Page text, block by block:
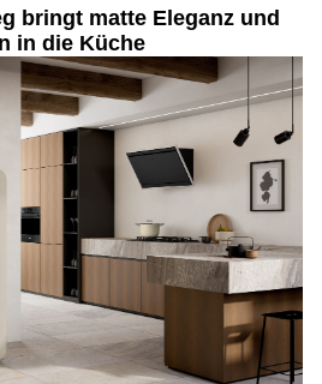
bringt matte Eleganz und
in die Küche